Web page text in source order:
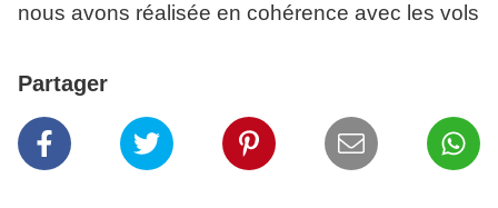
nous avons réalisée en cohérence avec les vols
Partager